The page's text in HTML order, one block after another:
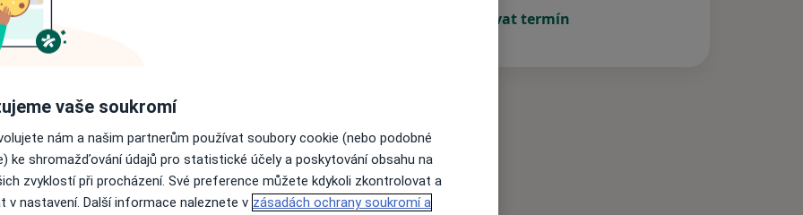
nejsou k dispozici
informace o svých službách.
Rezervovat termín
vaše soukromí
nám a našim partnerům používat soubory cookie (nebo podobné
ke shromažďování údajů pro statistické účely a poskytování obsahu na
zvyklostí při procházení. Své preference můžete kdykoli zkontrolovat a
v nastavení. Další informace naleznete v zásadách ochrany soukromí a